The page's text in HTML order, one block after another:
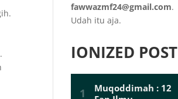
fawwazmf24@gmail.com.
Udah itu aja.
IONIZED POST